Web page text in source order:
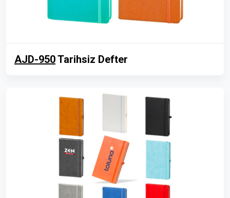
AJD-950Tarihsiz Defter